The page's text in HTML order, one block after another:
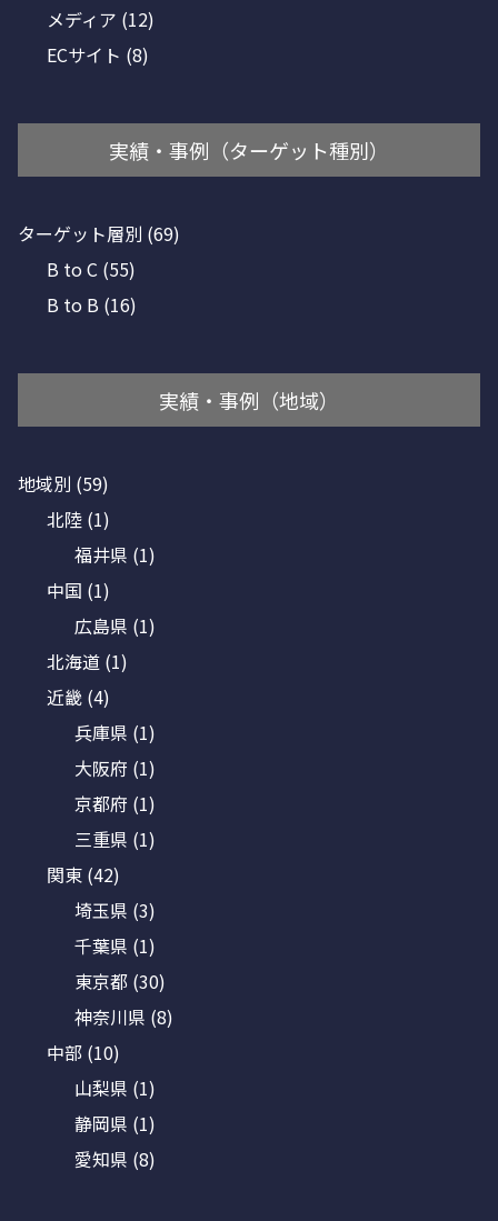
メディア (12)
ECサイト (8)
実績・事例（ターゲット種別）
ターゲット層別 (69)
B to C (55)
B to B (16)
実績・事例（地域）
地域別 (59)
北陸 (1)
福井県 (1)
中国 (1)
広島県 (1)
北海道 (1)
近畿 (4)
兵庫県 (1)
大阪府 (1)
京都府 (1)
三重県 (1)
関東 (42)
埼玉県 (3)
千葉県 (1)
東京都 (30)
神奈川県 (8)
中部 (10)
山梨県 (1)
静岡県 (1)
愛知県 (8)